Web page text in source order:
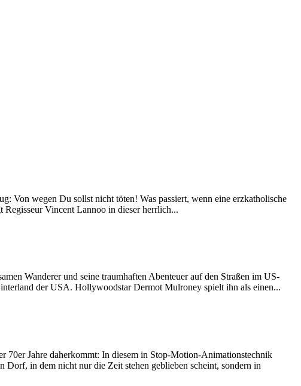
Von wegen Du sollst nicht töten! Was passiert, wenn eine erzkatholische
Regisseur Vincent Lannoo in dieser herrlich...
Wanderer und seine traumhaften Abenteuer auf den Straßen im US-
der USA. Hollywoodstar Dermot Mulroney spielt ihn als einen...
70er Jahre daherkommt: In diesem in Stop-Motion-Animationstechnik
in dem nicht nur die Zeit stehen geblieben scheint, sondern in